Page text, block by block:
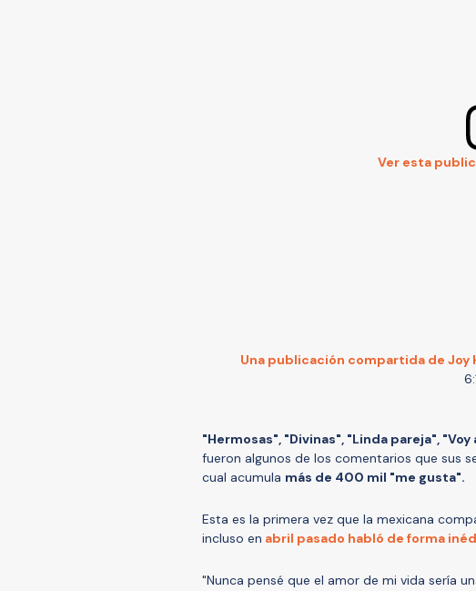
Ver esta
Una publicación compartida de Joy
"Hermosas", "Divinas", "Linda pareja",
fueron algunos de los comentarios que sus
cual acumula más de 400 mil "me gusta".
Esta es la primera vez que la mexicana
incluso en abril pasado habló de forma
"Nunca pensé que el amor de mi vida sería